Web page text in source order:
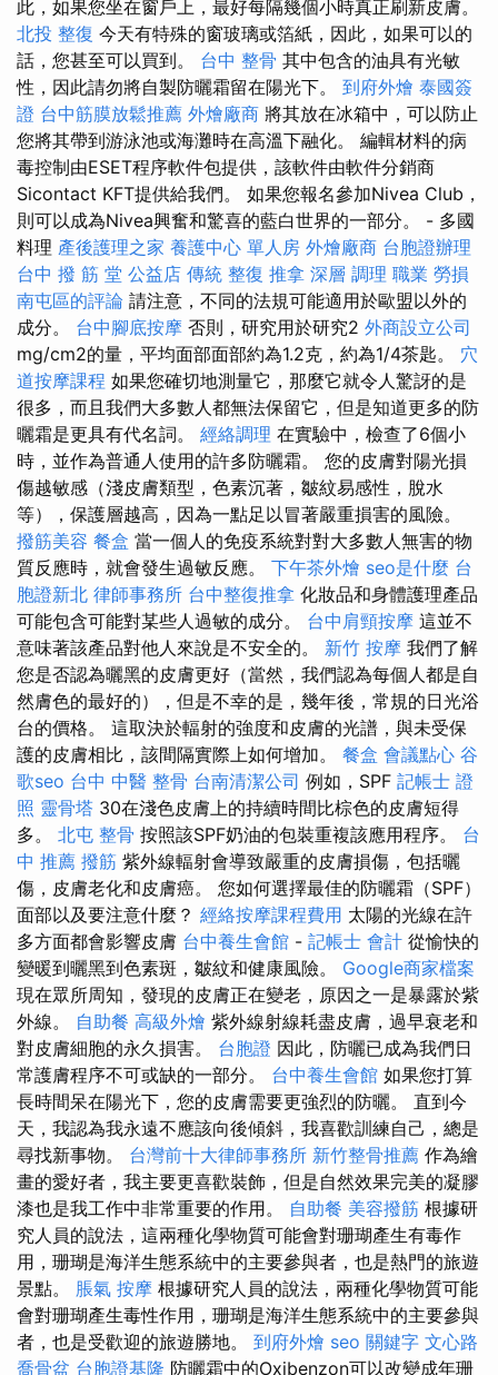
此，如果您坐在窗戶上，最好每隔幾個小時真正刷新皮膚。
北投 整復 今天有特殊的窗玻璃或箔紙，因此，如果可以的
話，您甚至可以買到。 台中 整骨 其中包含的油具有光敏
性，因此請勿將自製防曬霜留在陽光下。 到府外燴 泰國簽
證 台中筋膜放鬆推薦 外燴廠商 將其放在冰箱中，可以防止
您將其帶到游泳池或海灘時在高溫下融化。 編輯材料的病
毒控制由ESET程序軟件包提供，該軟件由軟件分銷商
Sicontact KFT提供給我們。 如果您報名參加Nivea Club，
則可以成為Nivea興奮和驚喜的藍白世界的一部分。 - 多國
料理 產後護理之家 養護中心 單人房 外燴廠商 台胞證辦理
台中 撥 筋 堂 公益店 傳統 整復 推拿 深層 調理 職業 勞損
南屯區的評論 請注意，不同的法規可能適用於歐盟以外的
成分。 台中腳底按摩 否則，研究用於研究2 外商設立公司
mg/cm2的量，平均面部面部約為1.2克，約為1/4茶匙。 穴
道按摩課程 如果您確切地測量它，那麼它就令人驚訝的是
很多，而且我們大多數人都無法保留它，但是知道更多的防
曬霜是更具有代名詞。 經絡調理 在實驗中，檢查了6個小
時，並作為普通人使用的許多防曬霜。 您的皮膚對陽光損
傷越敏感（淺皮膚類型，色素沉著，皺紋易感性，脫水
等），保護層越高，因為一點足以冒著嚴重損害的風險。
撥筋美容 餐盒 當一個人的免疫系統對對大多數人無害的物
質反應時，就會發生過敏反應。 下午茶外燴 seo是什麼 台
胞證新北 律師事務所 台中整復推拿 化妝品和身體護理產品
可能包含可能對某些人過敏的成分。 台中肩頸按摩 這並不
意味著該產品對他人來說是不安全的。 新竹 按摩 我們了解
您是否認為曬黑的皮膚更好（當然，我們認為每個人都是自
然膚色的最好的），但是不幸的是，幾年後，常規的日光浴
台的價格。 這取決於輻射的強度和皮膚的光譜，與未受保
護的皮膚相比，該間隔實際上如何增加。 餐盒 會議點心 谷
歌seo 台中 中醫 整骨 台南清潔公司 例如，SPF 記帳士 證
照 靈骨塔 30在淺色皮膚上的持續時間比棕色的皮膚短得
多。 北屯 整骨 按照該SPF奶油的包裝重複該應用程序。 台
中 推薦 撥筋 紫外線輻射會導致嚴重的皮膚損傷，包括曬
傷，皮膚老化和皮膚癌。 您如何選擇最佳的防曬霜（SPF）
面部以及要注意什麼？ 經絡按摩課程費用 太陽的光線在許
多方面都會影響皮膚 台中養生會館 - 記帳士 會計 從愉快的
變暖到曬黑到色素斑，皺紋和健康風險。 Google商家檔案
現在眾所周知，發現的皮膚正在變老，原因之一是暴露於紫
外線。 自助餐 高級外燴 紫外線射線耗盡皮膚，過早衰老和
對皮膚細胞的永久損害。 台胞證 因此，防曬已成為我們日
常護膚程序不可或缺的一部分。 台中養生會館 如果您打算
長時間呆在陽光下，您的皮膚需要更強烈的防曬。 直到今
天，我認為我永遠不應該向後傾斜，我喜歡訓練自己，總是
尋找新事物。 台灣前十大律師事務所 新竹整骨推薦 作為繪
畫的愛好者，我主要更喜歡裝飾，但是自然效果完美的凝膠
漆也是我工作中非常重要的作用。 自助餐 美容撥筋 根據研
究人員的說法，這兩種化學物質可能會對珊瑚產生有毒作
用，珊瑚是海洋生態系統中的主要參與者，也是熱門的旅遊
景點。 脹氣 按摩 根據研究人員的說法，兩種化學物質可能
會對珊瑚產生毒性作用，珊瑚是海洋生態系統中的主要參與
者，也是受歡迎的旅遊勝地。 到府外燴 seo 關鍵字 文心路
喬骨盆 台胞證基隆 防曬霜中的Oxibenzon可以改變成年珊